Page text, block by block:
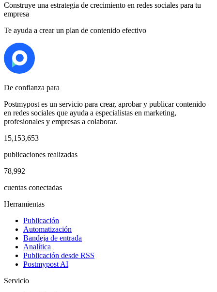
Construye una estrategia de crecimiento en redes sociales para tu
empresa
Te ayuda a crear un plan de contenido efectivo
De confianza para
Postmypost es un servicio para crear, aprobar y publicar contenido
en redes sociales que ayuda a especialistas en marketing,
profesionales y empresas a colaborar.
15,153,653
publicaciones realizadas
78,992
cuentas conectadas
Herramientas
Publicación
Automatización
Bandeja de entrada
Analítica
Publicación desde RSS
Postmypost AI
Servicio